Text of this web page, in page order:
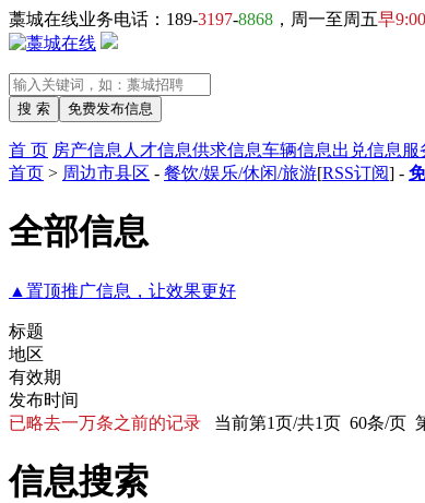
藁城在线业务电话：189-3197-8868 ，周一至周五早
首 页 房产信息 人才信息供求信息车辆信息出兑信息 服
首页 > 周边市县区 - 餐饮/娱乐/休闲/旅游[RSS订阅] -
全部信息
▲置顶推广信息，让效果更好
标题
地区
有效期
发布时间
已略去一万条之前的记录
当前第1页/共1页 60条/页
信息搜索